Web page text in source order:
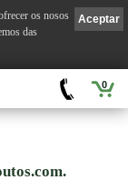
0
Aceptar
os nosos
das